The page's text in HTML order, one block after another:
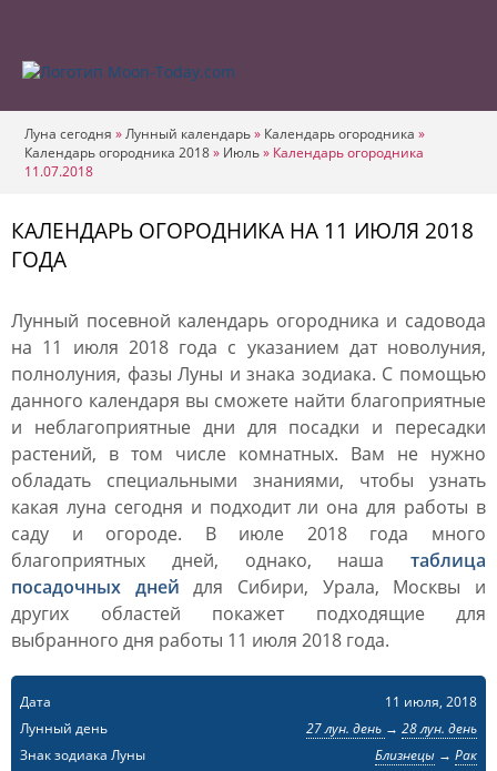
Луна сегодня »Лунный календарь» Календарь огородника »
Календарь огородника 2018» Июль» Календарь огородника
11.07.2018
КАЛЕНДАРЬ ОГОРОДНИКА НА 11 ИЮЛЯ 2018
ГОДА
Лунный посевной календарь огородника и садовода
на 11 июля 2018 года с указанием дат новолуния,
полнолуния, фазы Луны и знака зодиака. С помощью
данного календаря вы сможете найти благоприятные
и неблагоприятные дни для посадки и пересадки
растений, в том числе комнатных. Вам не нужно
обладать специальными знаниями, чтобы узнать
какая луна сегодня и подходит ли она для работы в
саду и огороде. В июле 2018 года много
благоприятных дней, однако, наша таблица
посадочных дней для Сибири, Урала, Москвы и
других областей покажет подходящие для
выбранного дня работы 11 июля 2018 года.
Дата
11 июля, 2018
Лунный день
27 лун. день → 28 лун. день
Знак зодиака Луны
Близнецы→ Рак